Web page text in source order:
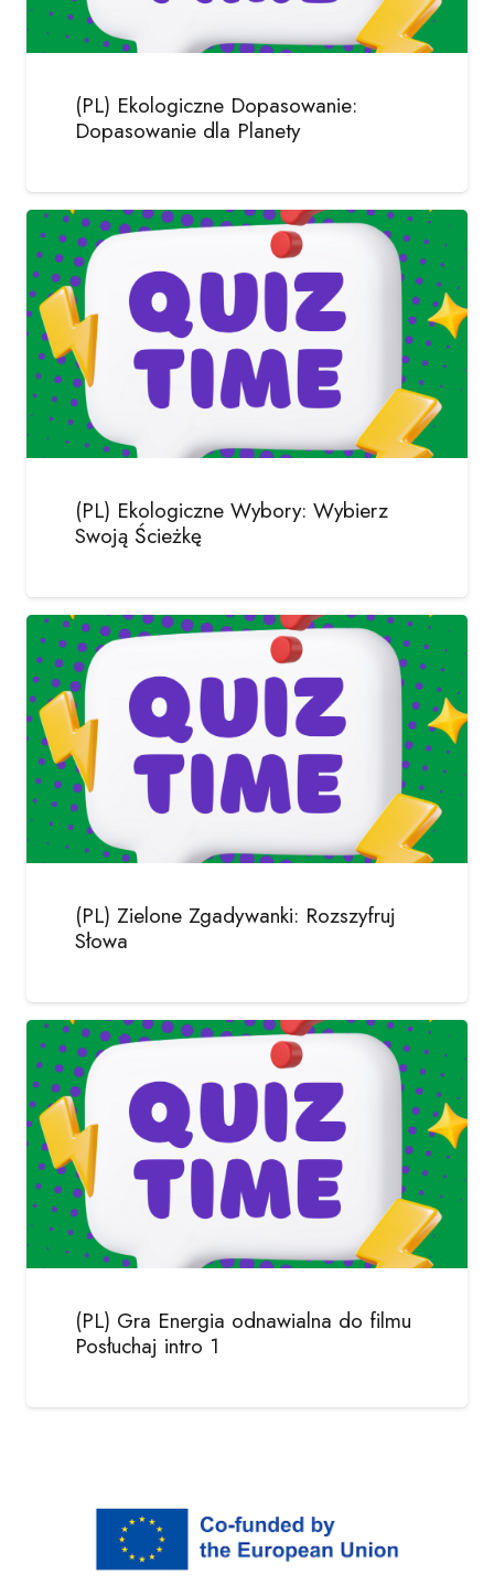
(PL) Ekologiczne Dopasowanie:
Dopasowanie dla Planety
(PL) Ekologiczne Wybory: Wybierz
Swoją Ścieżkę
(PL) Zielone Zgadywanki: Rozszyfruj
Słowa
(PL) Gra Energia odnawialna do filmu
Posłuchaj intro 1